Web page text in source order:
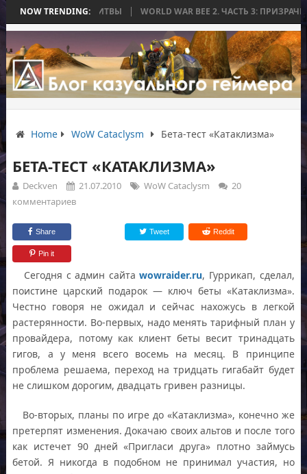
NOW TRENDING:
БЕЗ БИТВЫ WORLD WAR BEE 2. ЧАСТЬ 3: ПРИЗРАЧНЫЕ
Home WoW Cataclysm Бета-тест «Катаклизма»
БЕТА-ТЕСТ «КАТАКЛИЗМА»
Deckven 21.07.2010 WoW Cataclysm
20
комментариев
Share Tweet Reddit
Pin it
Сегодня с админ сайтаwowraider.ru, Гуррикап, сделал,
поистине царский подарок — ключ беты «Катаклизма».
Честно говоря не ожидал и сейчас нахожусь в легкой
растерянности. Во-первых, надо менять тарифный план у
провайдера, потому как клиент беты весит тринадцать
гигов, а у меня всего восемь на месяц. В принципе
проблема решаема, переход на тридцать гигабайт будет
не слишком дорогим, двадцать гривен разницы.
Во-вторых, планы по игре до «Катаклизма», конечно же
претерпят изменения. Докачаю своих альтов и после того
как истечет 90 дней «Пригласи друга» плотно займусь
бетой. Я никогда в подобном не принимал участия, но